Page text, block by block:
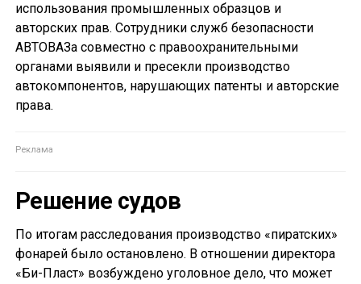
использования промышленных образцов и
авторских прав. Сотрудники служб безопасности
АВТОВАЗа совместно с правоохранительными
органами выявили и пресекли производство
автокомпонентов, нарушающих патенты и авторские
права.
Решение судов
По итогам расследования производство «пиратских»
фонарей было остановлено. В отношении директора
«Би-Пласт» возбуждено уголовное дело, что может